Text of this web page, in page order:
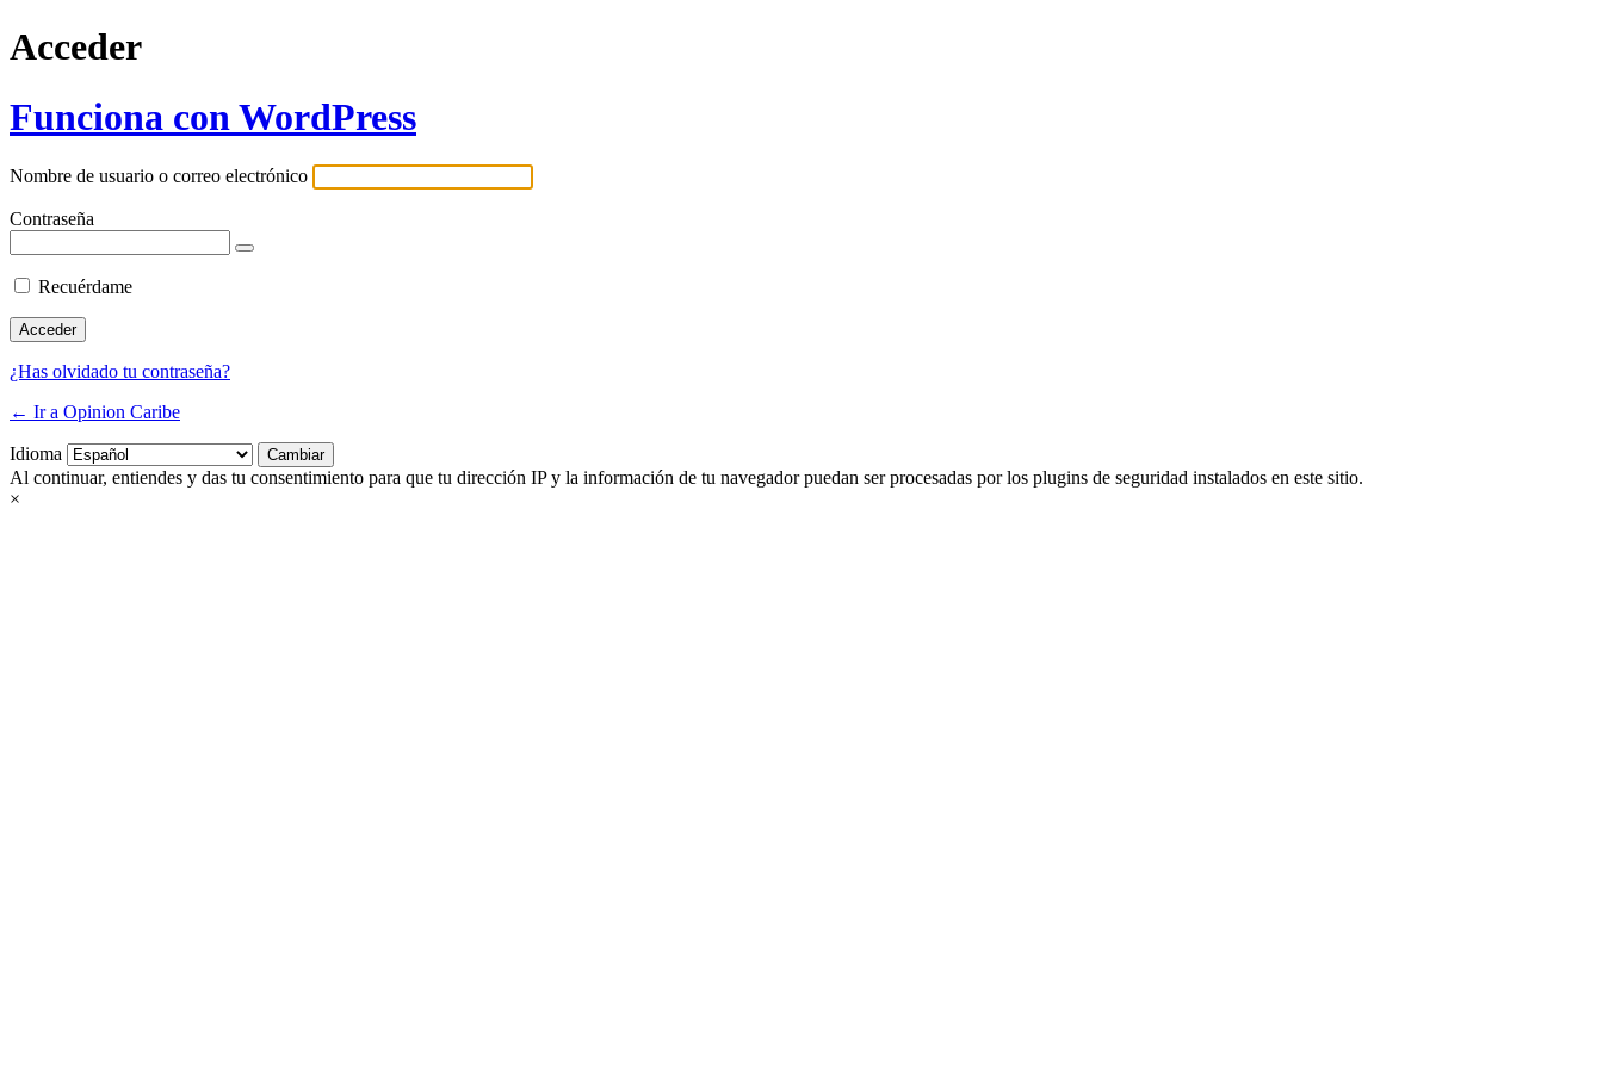
Acceder
Funciona con WordPress
Nombre de usuario o correo electrónico
Contraseña
Recuérdame
¿Has olvidado tu contraseña?
← Ir a Opinion Caribe
Idioma
Al continuar, entiendes y das tu consentimiento para que tu dirección IP y la información de tu navegador puedan ser procesadas por los plugins de seguridad instalados en este sitio.
×